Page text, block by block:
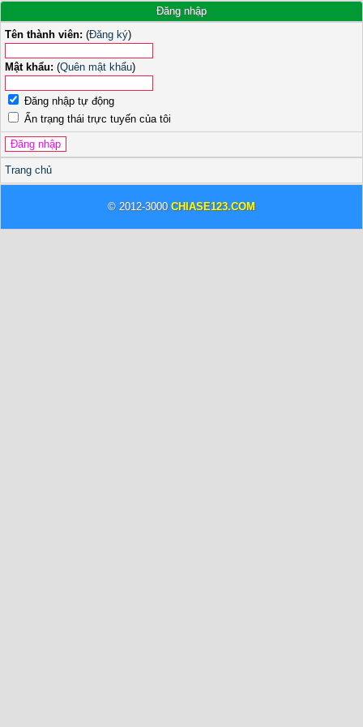
Đăng nhập
Tên thành viên: (Đăng ký)
Mật khẩu: (Quên mật khẩu)
Đăng nhập tự động
Ẩn trạng thái trực tuyến của tôi
Trang chủ
© 2012-3000 CHIASE123.COM